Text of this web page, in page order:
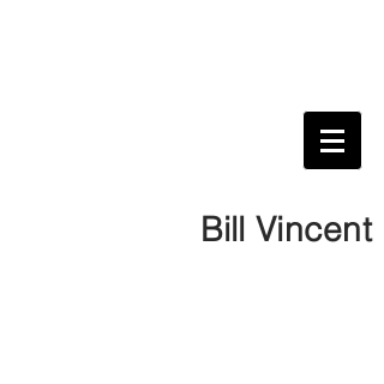
Bill Vincent